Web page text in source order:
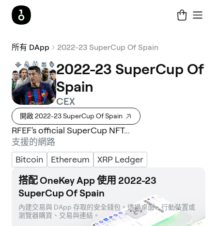
所有 DApp 2022-23 SuperCup Of Spain
2022-23 SuperCup Of
Spain
CEX
開啟 2022-23 SuperCup Of Spain
RFEF's official SuperCup NFT...
支援的網路
Bitcoin
Ethereum XRP Ledger
搭配 OneKey App 使用 2022-23
SuperCup Of Spain
內建交易與 DApp 存取的安全錢包。透過桌面、行動裝置或
瀏覽器購買、交易與連結。